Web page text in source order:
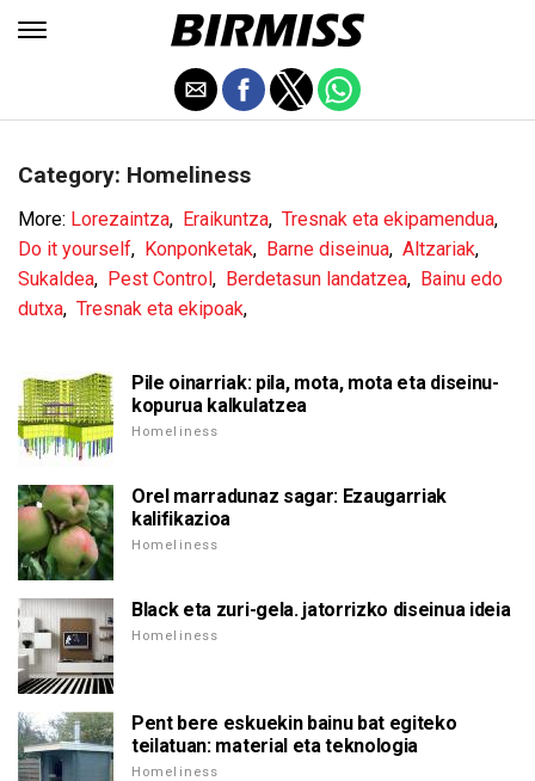
Category: Homeliness
More: Lorezaintza, Eraikuntza, Tresnak eta ekipamendua,
Do it yourself, Konponketak, Barne diseinua, Altzariak,
Sukaldea, Pest Control, Berdetasun landatzea, Bainu edo
dutxa, Tresnak eta ekipoak,
Pile oinarriak: pila, mota, mota eta diseinu-
kopurua kalkulatzea
Homeliness
Orel marradunaz sagar: Ezaugarriak
kalifikazioa
Homeliness
Black eta zuri-gela. jatorrizko diseinua ideia
Homeliness
Pent bere eskuekin bainu bat egiteko
teilatuan: material eta teknologia
Homeliness